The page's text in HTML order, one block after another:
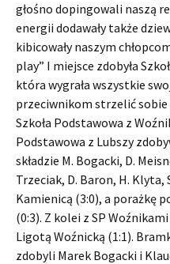
głośno dopingowali naszą
energii dodawały także
kibicowały naszym
play” I miejsce zdobyła
która wygrała wszystkie
przeciwnikom strzelić sobie
Szkoła Podstawowa z
Podstawowa z Lubszy
składzie M. Bogacki, D.
Trzeciak, D. Baron, H. Klyta,
Kamienicą (3:0), a porażkę
(0:3). Z kolei z SP
Ligotą Woźnicką (1:1).
zdobyli Marek Bogacki i